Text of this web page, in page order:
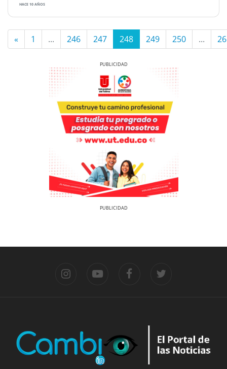
HACE 10 AÑOS
« 1 ... 246 247 248 249 250 ...
Previous